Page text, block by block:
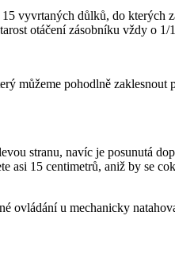
vyvrtaných důlků, do kterých
otáčení zásobníku vždy o 1/
můžeme pohodlně
stranu, navíc je posunutá
asi 15 centimetrů, aniž by se
ovládání u mechanicky